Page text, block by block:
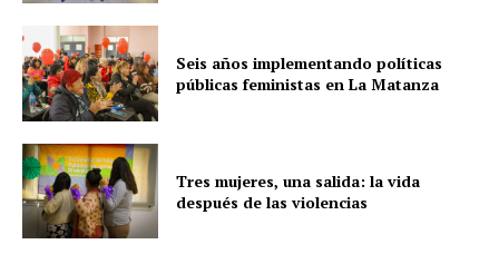
Seis años implementando políticas
públicas feministas en La Matanza
Tres mujeres, una salida: la vida
después de las violencias